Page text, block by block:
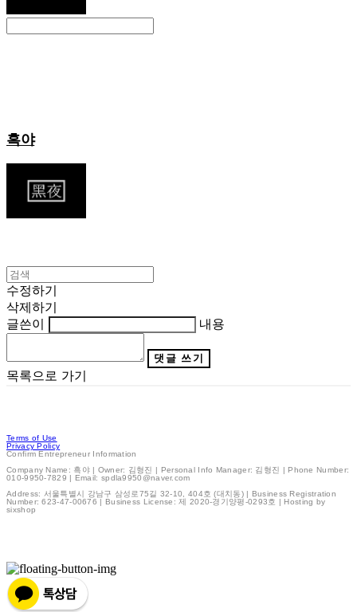
흑야
수정하기
삭제하기
글쓴이
내용
댓글 쓰기
목록으로 가기
Terms of Use
Privacy Policy
Confirm Entrepreneur Information
Company Name: 흑야 | Owner: 김형진 | Personal Info Manager: 김형진 | Phone Number:
010-9950-7829 | Email: spdla9950@naver.com
Address: 서울특별시 강남구 삼성로75길 32-10, 404호 (대치동) | Business Registration
Number:623-47-00676 | Business License:제 2020-경기양평-0293호 | Hosting by
sixshop